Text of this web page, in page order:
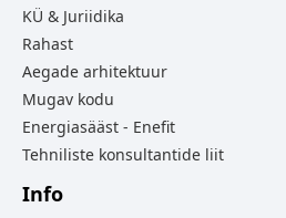
KÜ & Juriidika
Rahast
Aegade arhitektuur
Mugav kodu
Energiasääst - Enefit
Tehniliste konsultantide liit
Info